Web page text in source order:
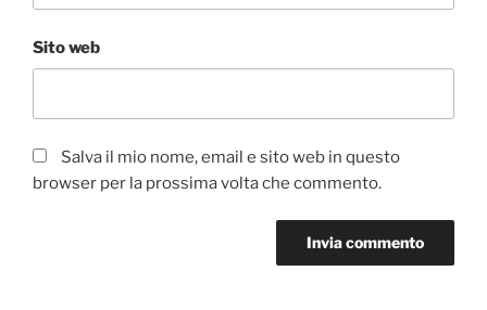
Sito web
Salva il mio nome, email e sito web in questo
browser per la prossima volta che commento.